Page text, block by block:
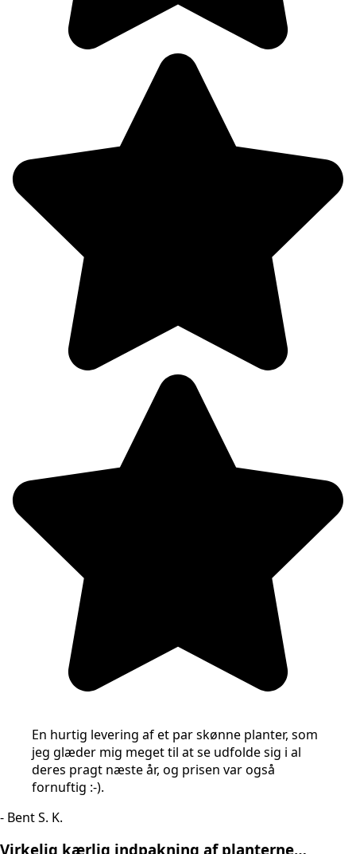
En hurtig levering af et par skønne planter, som
jeg glæder mig meget til at se udfolde sig i al
deres pragt næste år, og prisen var også
fornuftig :-).
- Bent S. K.
Virkelig kærlig indpakning af planterne…